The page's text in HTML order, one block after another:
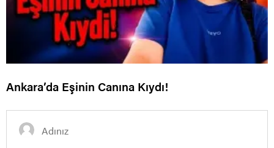
Ankara’da Eşinin Canına Kıydı!